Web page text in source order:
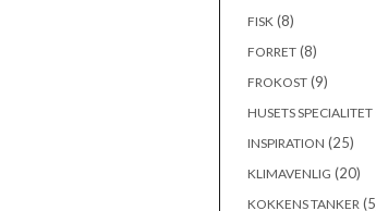
FISK (8)
FORRET(8)
FROKOST(9)
HUSETS SPECIALITET
INSPIRATION (25)
KLIMAVENLIG (20)
KOKKENS TANKER